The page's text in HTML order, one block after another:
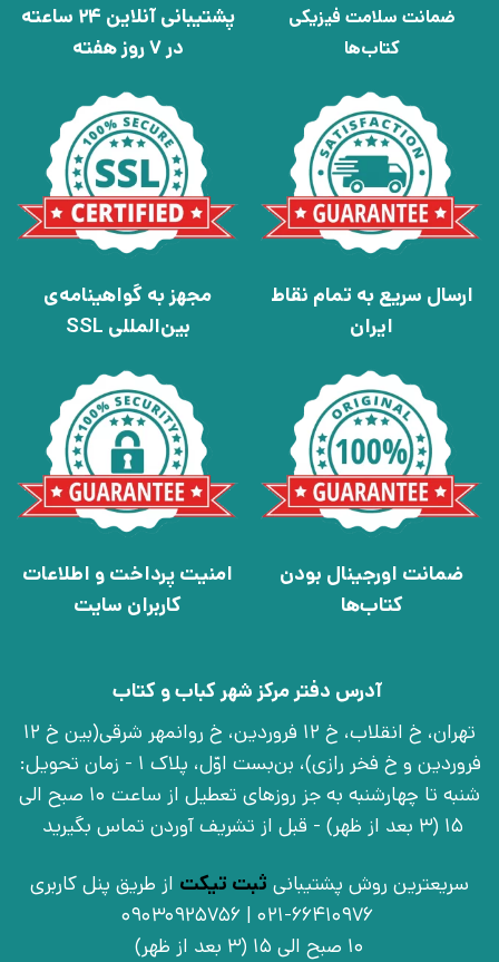
ضمانت سلامت فیزیکی
کتاب‌ها
پشتیبانی آنلاین 24 ساعته
در 7 روز هفته
ارسال سریع به تمام نقاط
ایران
مجهز به گواهینامه‌ی
بین‌المللی SSL
ضمانت اورجینال بودن
کتاب‌ها
امنیت پرداخت و اطلاعات
کاربران سایت
آدرس دفتر مرکز شهر کباب و کتاب
تهران، خ انقلاب، خ 12 فروردین، خ روانمهر شرقی(بین خ 12
فروردین و خ فخر رازی)، بن‌بست اوّل، پلاک 1 - زمان تحویل:
شنبه تا چهارشنبه به جز روزهای تعطیل از ساعت 10 صبح الی
15 (3 بعد از ظهر) - قبل از تشریف آوردن تماس بگیرید
سریعترین روش پشتیبانی ثبت تیکت از طریق پنل کاربری
021-66410976 | 09030925756
10 صبح الی 15 (3 بعد از ظهر)